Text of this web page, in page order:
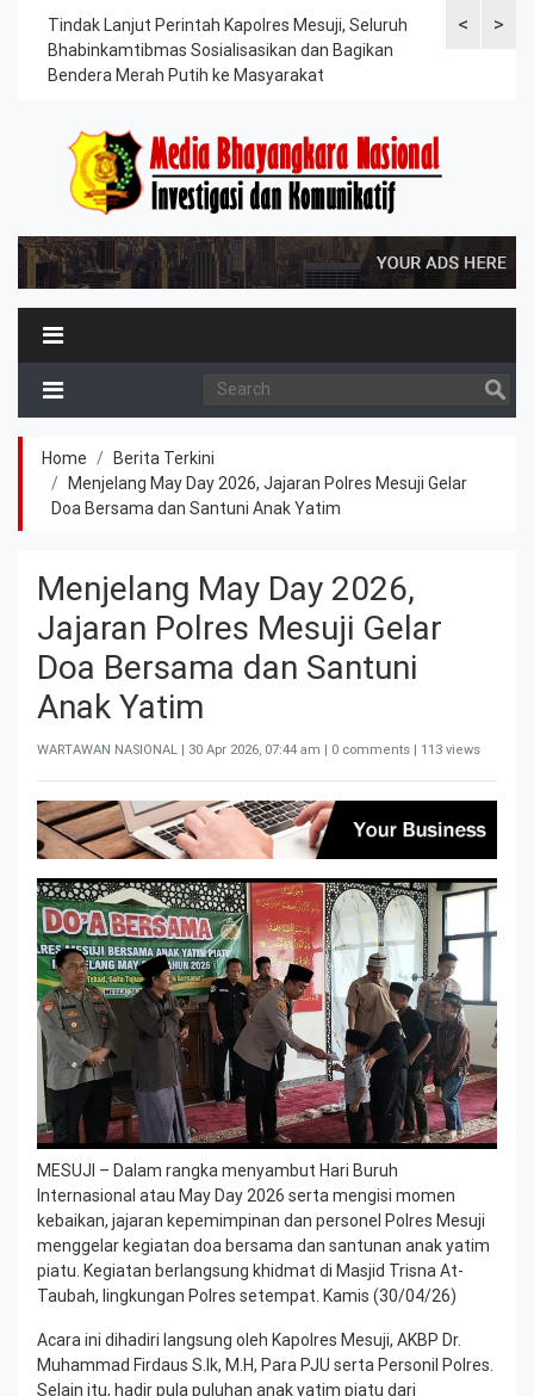
<
Tindak Lanjut Perintah Kapolres Mesuji, Seluruh
Bhabinkamtibmas Sosialisasikan dan Bagikan
Bendera Merah Putih ke Masyarakat
Sat Lantas
>
Home
Berita Terkini
Menjelang May Day 2026, Jajaran Polres Mesuji Gelar
Doa Bersama dan Santuni Anak Yatim
Menjelang May Day 2026,
Jajaran Polres Mesuji Gelar
Doa Bersama dan Santuni
Anak Yatim
WARTAWAN NASIONAL | 30 Apr 2026, 07:44 am | 0 comments | 113 views
MESUJI – Dalam rangka menyambut Hari Buruh
Internasional atau May Day 2026 serta mengisi momen
kebaikan, jajaran kepemimpinan dan personel Polres Mesuji
menggelar kegiatan doa bersama dan santunan anak yatim
piatu. Kegiatan berlangsung khidmat di Masjid Trisna At-
Taubah, lingkungan Polres setempat. Kamis (30/04/26)
Acara ini dihadiri langsung oleh Kapolres Mesuji, AKBP Dr.
Muhammad Firdaus S.Ik, M.H, Para PJU serta Personil Polres.
Selain itu, hadir pula puluhan anak yatim piatu dari